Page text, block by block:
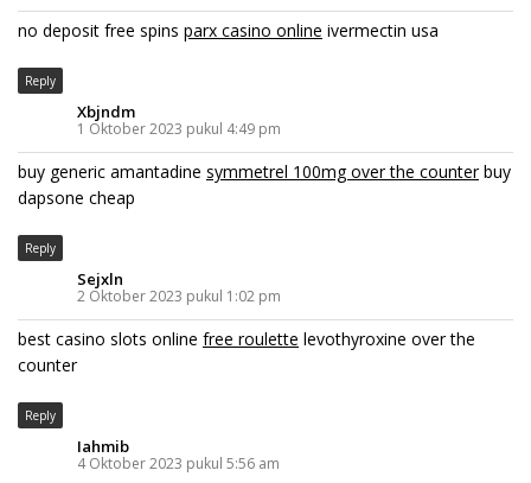
no deposit free spins parx casino online ivermectin usa
Reply
Xbjndm
1 Oktober 2023 pukul 4:49 pm
buy generic amantadine symmetrel 100mg over the counterbuy
dapsone cheap
Reply
Sejxln
2 Oktober 2023 pukul 1:02 pm
best casino slots online free roulette levothyroxine over the
counter
Reply
Iahmib
4 Oktober 2023 pukul 5:56 am